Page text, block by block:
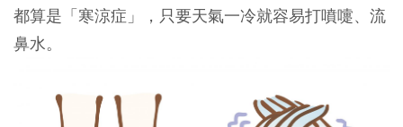
都算是「寒涼症」，只要天氣一冷就容易打噴嚏、流
鼻水。